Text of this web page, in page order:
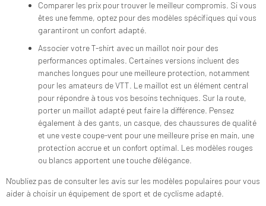
Comparer les prix pour trouver le meilleur compromis. Si vous
êtes une femme, optez pour des modèles spécifiques qui vous
garantiront un confort adapté.
Associer votre T-shirt avec un maillot noir pour des
performances optimales. Certaines versions incluent des
manches longues pour une meilleure protection, notamment
pour les amateurs de VTT. Le maillot est un élément central
pour répondre à tous vos besoins techniques. Sur la route,
porter un maillot adapté peut faire la différence. Pensez
également à des gants, un casque, des chaussures de qualité
et une veste coupe-vent pour une meilleure prise en main, une
protection accrue et un confort optimal. Les modèles rouges
ou blancs apportent une touche d'élégance.
N'oubliez pas de consulter les avis sur les modèles populaires pour vous
aider à choisir un équipement de sport et de cyclisme adapté.